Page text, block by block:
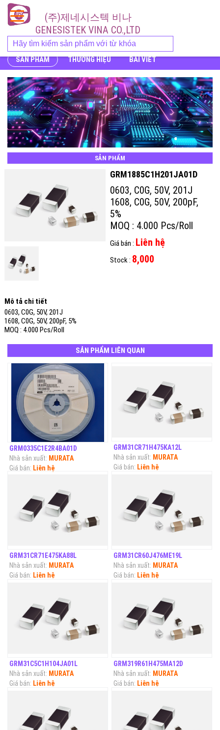
(주)제네시스텍 비나
GENESISTEK VINA CO.,LTD
SẢN PHẨM THƯƠNG HIỆU BÀI VIẾT
SẢN PHẨM
GRM1885C1H201JA01D
0603, C0G, 50V, 201J
1608, C0G, 50V, 200pF,
5%
MOQ : 4.000 Pcs/Roll
Giá bán : Liên hệ
Stock : 8,000
Mô tả chi tiết
0603, C0G, 50V, 201J
1608, C0G, 50V, 200pF, 5%
MOQ : 4.000 Pcs/Roll
SẢN PHẨM LIÊN QUAN
GRM0335C1E2R4BA01D
Nhà sản xuất: MURATA
Giá bán: Liên hệ
GRM31CR71H475KA12L
Nhà sản xuất: MURATA
Giá bán: Liên hệ
GRM31CR71E475KA88L
Nhà sản xuất: MURATA
Giá bán: Liên hệ
GRM31CR60J476ME19L
Nhà sản xuất: MURATA
Giá bán: Liên hệ
GRM31C5C1H104JA01L
Nhà sản xuất: MURATA
Giá bán: Liên hệ
GRM319R61H475MA12D
Nhà sản xuất: MURATA
Giá bán: Liên hệ